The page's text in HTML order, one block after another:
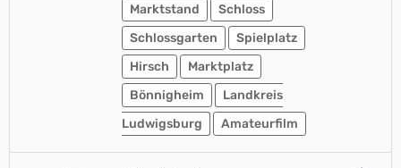
Marktstand
Schloss
Schlossgarten
Spielplatz
Hirsch
Marktplatz
Bönnigheim
Landkreis
Ludwigsburg
Amateurfilm